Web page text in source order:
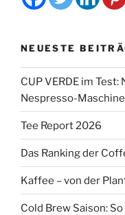
NEUESTE
CUP VERDE im
Nespresso-
Tee Report 2026
Das Ranking der
Kaffee – von der
Cold Brew Saison: